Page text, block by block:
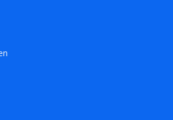
maten en 6 breedte maten. Andere
we elastiek met een lengte van 180
zwart.